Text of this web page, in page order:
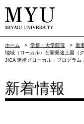
ホーム > 学群・大学院等 > 新
地域（ローカル）と開発途上国（
JICA 連携グローカル・プログラム
新着情報